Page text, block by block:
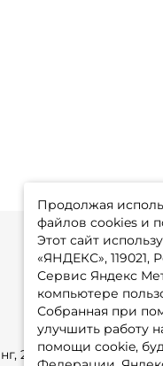
Продолжая
файлов cookies и
Этот сайт
«ЯНДЕКС», 119021,
Сервис Яндекс
компьютере
Собранная при
улучшить работу
помощи cookie,
2009-2026